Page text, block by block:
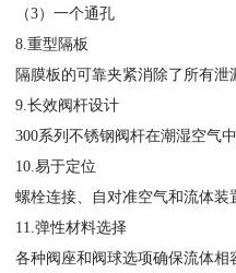
（3）一个通孔
8.重型隔板
隔膜板的可靠夹紧消除了所有泄
9.长效阀杆设计
300系列不锈钢阀杆在潮湿空气
10.易于定位
螺栓连接、自对准空气和流体装
11.弹性材料选择
各种阀座和阀球选项确保流体相